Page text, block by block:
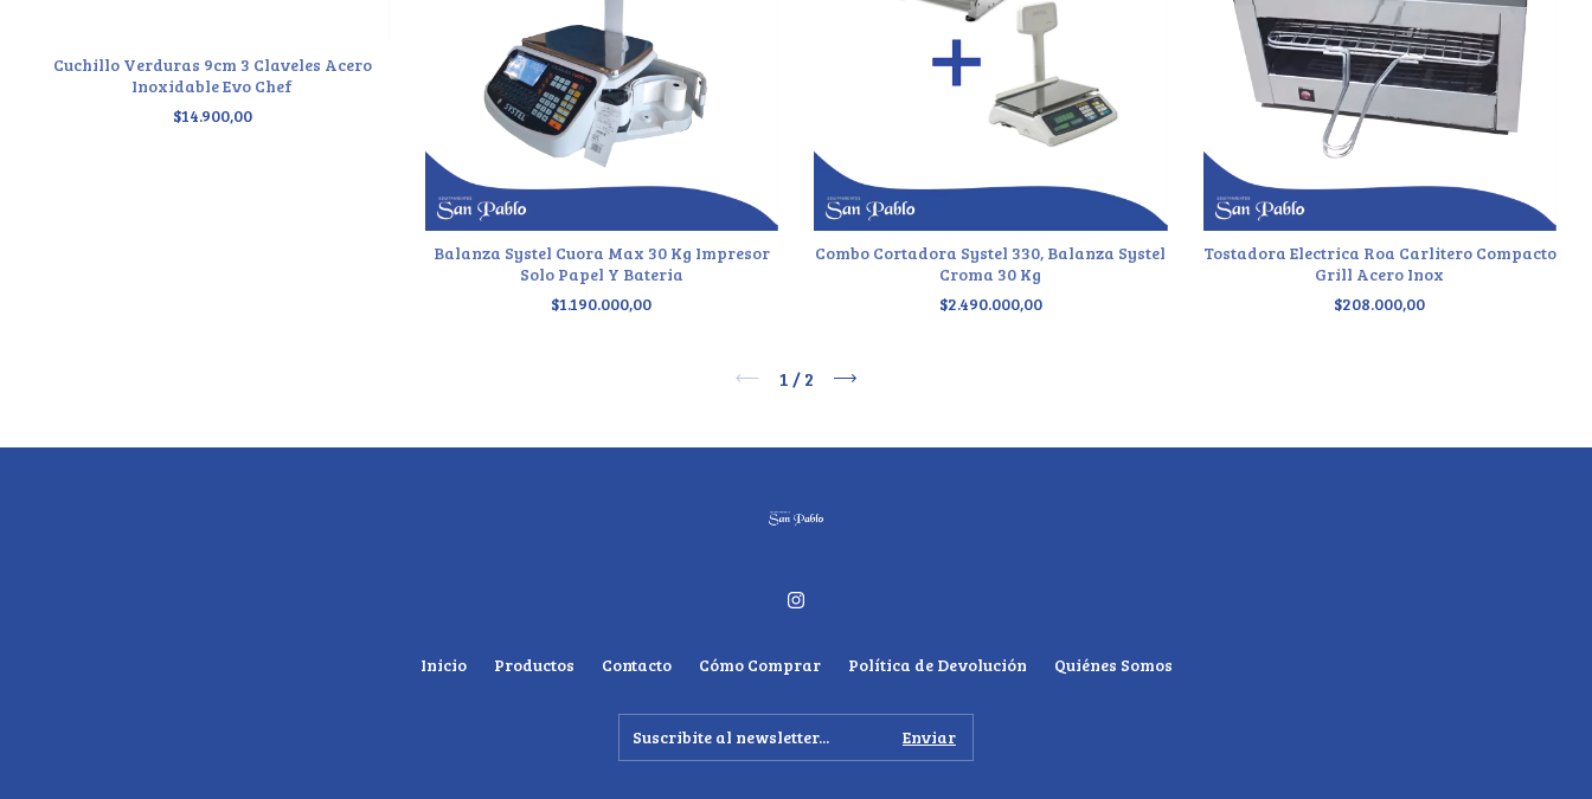
Cuchillo Verduras 9cm 3 Claveles Acero
Inoxidable Evo Chef
$14.900,00
Balanza Systel Cuora Max 30 Kg Impresor
Solo Papel Y Bateria
$1.190.000,00
Combo Cortadora Systel 330, Balanza Systel
Croma 30 Kg
$2.490.000,00
Tostadora Electrica Roa Carlitero Compacto
Grill Acero Inox
$208.000,00
1 / 2
Inicio Productos Contacto Cómo Comprar Política de Devolución Quiénes Somos